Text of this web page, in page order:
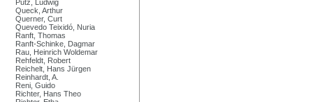
Putz, Ludwig
Queck, Arthur
Querner, Curt
Quevedo Teixidó, Nuria
Ranft, Thomas
Ranft-Schinke, Dagmar
Rau, Heinrich Woldemar
Rehfeldt, Robert
Reichelt, Hans Jürgen
Reinhardt, A.
Reni, Guido
Richter, Hans Theo